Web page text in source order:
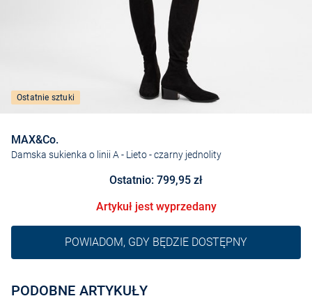
Ostatnie sztuki
MAX&Co.
Damska sukienka o linii A - Lieto- czarny jednolity
Ostatnio: 799,95 zł
Artykuł jest wyprzedany
POWIADOM, GDY BĘDZIE DOSTĘPNY
PODOBNE ARTYKUŁY